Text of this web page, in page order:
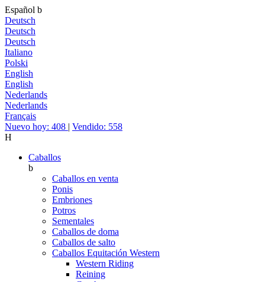
Español b
Deutsch
Deutsch
Deutsch
Italiano
Polski
English
English
Nederlands
Nederlands
Français
Nuevo hoy: 408 | Vendido: 558
H
Caballos
b
Caballos en venta
Ponis
Embriones
Potros
Sementales
Caballos de doma
Caballos de salto
Caballos Equitación Western
Western Riding
Reining